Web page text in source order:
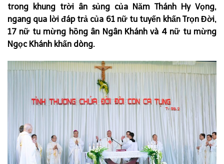
trong khung trời ân sủng của Năm Thánh Hy Vọng,
ngang qua lời đáp trả của 61 nữ tu tuyến khấn Trọn Đời,
17 nữ tu mừng hồng ân Ngân Khánh và 4 nữ tu mừng
Ngọc Khánh khấn dòng.